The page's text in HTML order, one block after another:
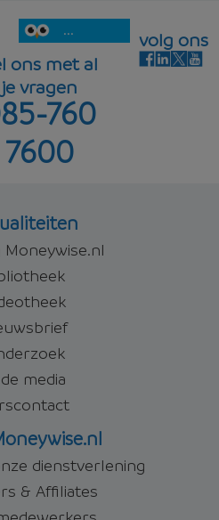
...
ons met al
je vragen
760
7600
volg ons
media
dienstverlening
& Affiliates